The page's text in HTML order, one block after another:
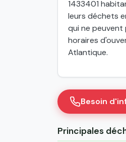
1433401
leurs déchets
qui ne peuvent
horaires
Atlantique.
Besoin
Principales